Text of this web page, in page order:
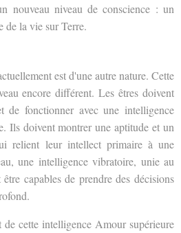
nouveau niveau de conscience : un
de la vie sur Terre.
est d'une autre nature. Cette
encore différent. Les êtres doivent
de fonctionner avec une intelligence
Ils doivent montrer une aptitude et un
relient leur intellect primaire à une
une intelligence vibratoire, unie au
capables de prendre des décisions
cette intelligence Amour supérieure